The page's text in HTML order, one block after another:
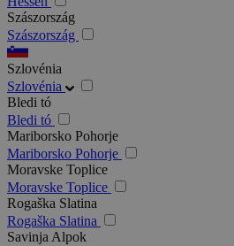
Szászország
Szászország
Szlovénia
Szlovénia
Bledi tó
Bledi tó
Mariborsko Pohorje
Mariborsko Pohorje
Moravske Toplice
Moravske Toplice
Rogaška Slatina
Rogaška Slatina
Savinja Alpok